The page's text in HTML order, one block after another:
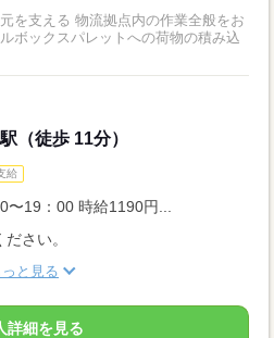
を支える 物流拠点内の作業全般をお
（徒歩 11分）
給
〜19：00 時給1190円...
さい。
っと見る
詳細を見る